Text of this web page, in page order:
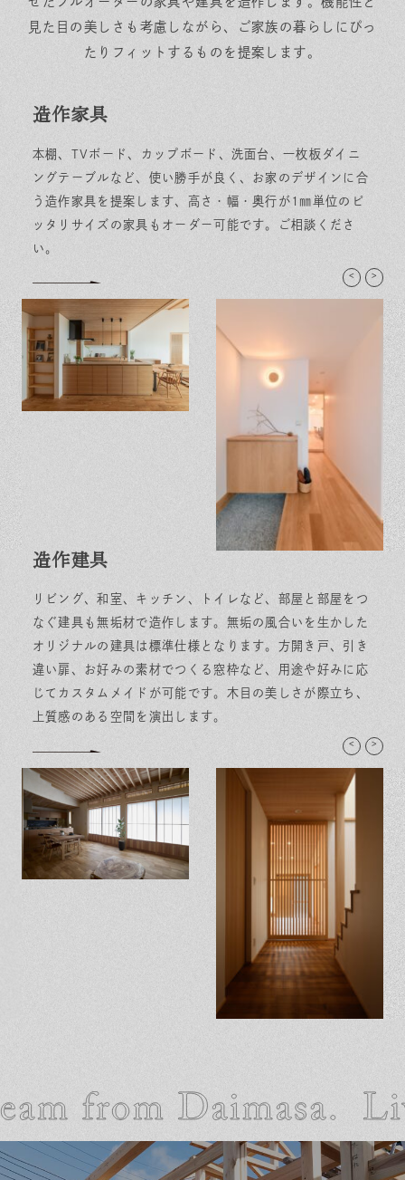
見た目の美しさも考慮しながら、ご家族の暮らしにぴっ
たりフィットするものを提案します。
造作家具
本棚、TVボード、カップボード、洗面台、一枚板ダイニ
ングテーブルなど、使い勝手が良く、お家のデザインに合
う造作家具を提案します、高さ・幅・奥行が1㎜単位のピ
ッタリサイズの家具もオーダー可能です。ご相談くださ
い。
造作建具
リビング、和室、キッチン、トイレなど、部屋と部屋をつ
なぐ建具も無垢材で造作します。無垢の風合いを生かした
オリジナルの建具は標準仕様となります。方開き戸、引き
違い扉、お好みの素材でつくる窓枠など、用途や好みに応
じてカスタムメイドが可能です。木目の美しさが際立ち、
上質感のある空間を演出します。